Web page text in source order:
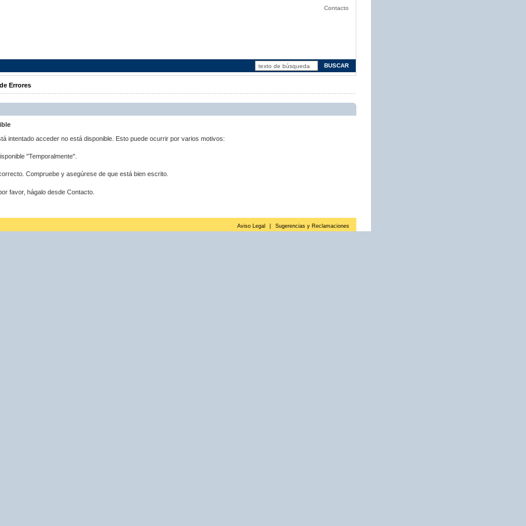
Contacto
Errores
intentado acceder no está disponible. Esto puede ocurrir por varios motivos:
"Temporalmente".
Compruebe y asegúrese de que está bien escrito.
favor, hágalo desde Contacto.
Aviso Legal Sugerencias y Reclamaciones